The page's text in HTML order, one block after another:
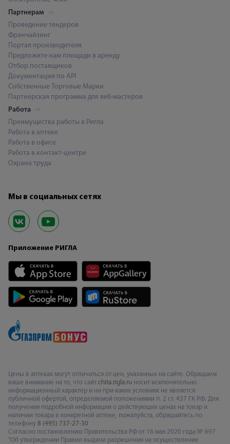
Партнерам
Проведение тендеров
Франчайзинг
Портал производителя
Предложите нам площади в аренду
Отбор поставщиков
Документация по API
Собственные Торговые Марки
Партнерская программа для веб-мастеров
Работа
Преимущества работы в Ригла
Работа в аптеке
Работа в офисе
Работа в контакт-центре
Охрана труда
Мы в социальных сетях
Приложение РИГЛА
Цены в аптеках могут отличаться от цен, указанных на сайте. Обращаем
ваше внимание на то, что сайт chita.rigla.ru носит исключительно
информационный характер и ни при каких условиях не является
публичной офертой, определяемой положениями п. 2 ст. 437 ГК РФ. Для
получения подробной информации о действующих ценах на товар и
наличии товара в конкретной аптеке, пожалуйста, обращайтесь по
телефону 8 (495) 737-27-30
Согласно постановлению Правительства РФ от 16 мая 2020 года № 697
"Об утверждении Правил выдачи разрешения на осуществление